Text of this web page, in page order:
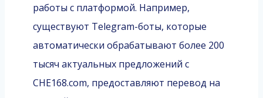
работы с платформой. Например,
существуют Telegram-боты, которые
автоматически обрабатывают более 200
тысяч актуальных предложений с
CHE168.com, предоставляют перевод на